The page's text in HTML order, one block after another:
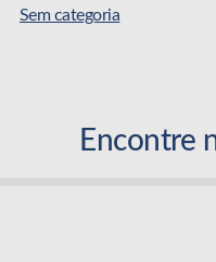
Sem categoria
Encontre